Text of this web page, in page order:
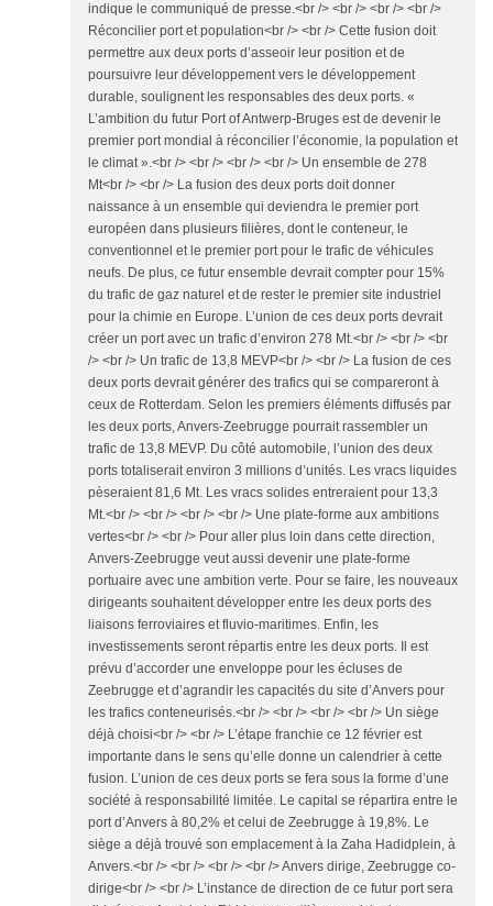
indique le communiqué de presse.<br /> <br /> <br /> <br />
Réconcilier port et population<br /> <br /> Cette fusion doit
permettre aux deux ports d’asseoir leur position et de
poursuivre leur développement vers le développement
durable, soulignent les responsables des deux ports. «
L’ambition du futur Port of Antwerp-Bruges est de devenir le
premier port mondial à réconcilier l’économie, la population et
le climat ».<br /> <br /> <br /> <br /> Un ensemble de 278
Mt<br /> <br /> La fusion des deux ports doit donner
naissance à un ensemble qui deviendra le premier port
européen dans plusieurs filières, dont le conteneur, le
conventionnel et le premier port pour le trafic de véhicules
neufs. De plus, ce futur ensemble devrait compter pour 15%
du trafic de gaz naturel et de rester le premier site industriel
pour la chimie en Europe. L’union de ces deux ports devrait
créer un port avec un trafic d’environ 278 Mt.<br /> <br /> <br
/> <br /> Un trafic de 13,8 MEVP<br /> <br /> La fusion de ces
deux ports devrait générer des trafics qui se compareront à
ceux de Rotterdam. Selon les premiers éléments diffusés par
les deux ports, Anvers-Zeebrugge pourrait rassembler un
trafic de 13,8 MEVP. Du côté automobile, l’union des deux
ports totaliserait environ 3 millions d’unités. Les vracs liquides
pèseraient 81,6 Mt. Les vracs solides entreraient pour 13,3
Mt.<br /> <br /> <br /> <br /> Une plate-forme aux ambitions
vertes<br /> <br /> Pour aller plus loin dans cette direction,
Anvers-Zeebrugge veut aussi devenir une plate-forme
portuaire avec une ambition verte. Pour se faire, les nouveaux
dirigeants souhaitent développer entre les deux ports des
liaisons ferroviaires et fluvio-maritimes. Enfin, les
investissements seront répartis entre les deux ports. Il est
prévu d’accorder une enveloppe pour les écluses de
Zeebrugge et d’agrandir les capacités du site d’Anvers pour
les trafics conteneurisés.<br /> <br /> <br /> <br /> Un siège
déjà choisi<br /> <br /> L’étape franchie ce 12 février est
importante dans le sens qu’elle donne un calendrier à cette
fusion. L’union de ces deux ports se fera sous la forme d’une
société à responsabilité limitée. Le capital se répartira entre le
port d’Anvers à 80,2% et celui de Zeebrugge à 19,8%. Le
siège a déjà trouvé son emplacement à la Zaha Hadidplein, à
Anvers.<br /> <br /> <br /> <br /> Anvers dirige, Zeebrugge co-
dirige<br /> <br /> L’instance de direction de ce futur port sera